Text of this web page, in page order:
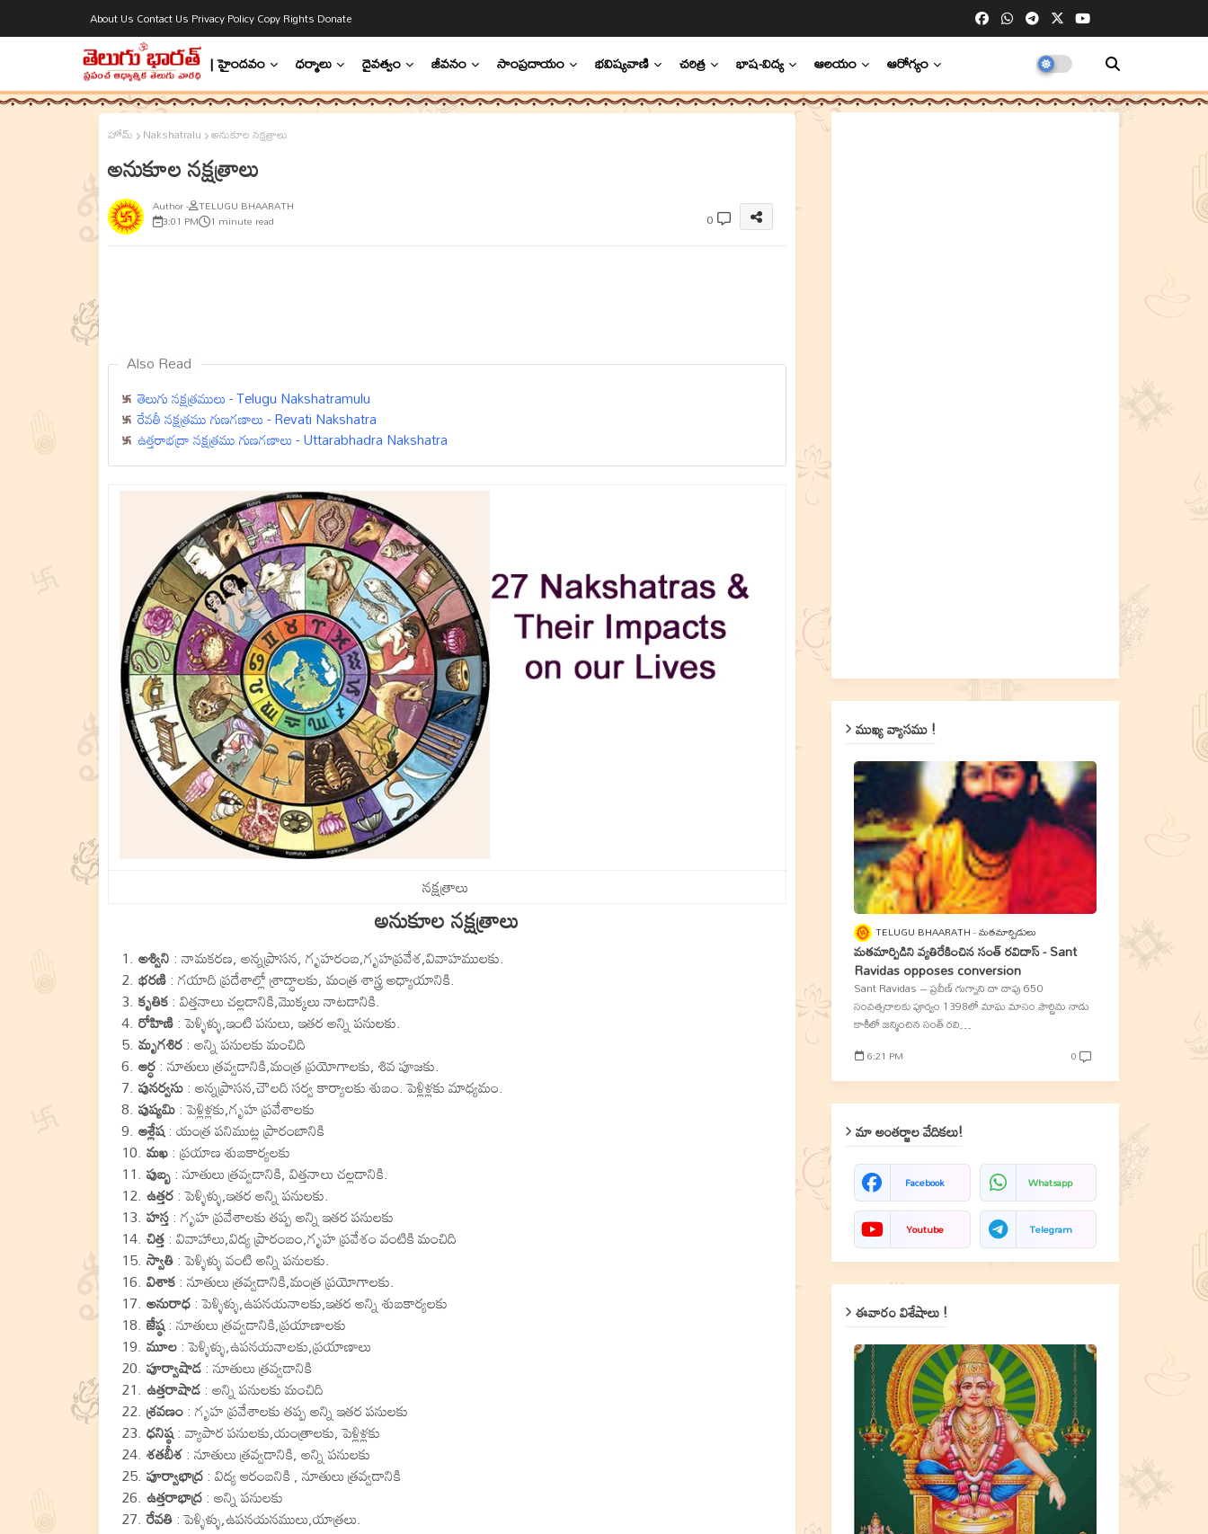
About Us Contact Us Privacy PolicyCopy Rights Donate
| హైందవం ధర్మాలు దైవత్వం జీవనం సాంప్రదాయం భవిష్యవాణి చరిత్ర భాష-విద్య ఆలయం ఆరోగ్యం
హోమ్ Nakshatralu అనుకూల నక్షత్రాలు
అనుకూల నక్షత్రాలు
TELUGU BHAARATH
3:01 PM 1 minute read 0
Also Read
తెలుగు నక్షత్రములు - Telugu Nakshatramulu
రేవతీ నక్షత్రము గుణగణాలు - Revati Nakshatra
ఉత్తరాభద్రా నక్షత్రము గుణగణాలు - Uttarabhadra Nakshatra
నక్షత్రాలు
అనుకూల నక్షత్రాలు
అశ్విని: నామకరణ, అన్నప్రాసన, గృహరంబ,గృహప్రవేశ,వివాహములకు.
భరణి: గయాది ప్రదేశాల్లో శ్రాద్ధాలకు, మంత్ర శాస్త్ర అధ్యాయానికి.
కృతిక: విత్తనాలు చల్లడానికి,మొక్కలు నాటడానికి.
రోహిణి: పెళ్ళిళ్ళు,ఇంటి పనులు, ఇతర అన్ని పనులకు.
మృగశిర: అన్ని పనులకు మంచిది
ఆర్ధ: నూతులు త్రవ్వడానికి,మంత్ర ప్రయోగాలకు, శివ పూజకు.
పునర్వసు: అన్నప్రాసన,చౌలది సర్వ కార్యాలకు శుబం. పెళ్లిళ్లకు మాధ్యమం.
పుష్యమి: పెళ్లిళ్లకు,గృహ ప్రవేశాలకు
ఆశ్లేష: యంత్ర పనిముట్ల ప్రారంబానికి
మఖ: ప్రయాణ శుబకార్యలకు
పుబ్బ: నూతులు త్రవ్వడానికి, విత్తనాలు చల్లడానికి.
ఉత్తర: పెళ్ళిళ్ళు,ఇతర అన్ని పనులకు.
హస్త: గృహ ప్రవేశాలకు తప్ప అన్ని ఇతర పనులకు
చిత్త: వివాహాలు,విద్య ప్రారంబం,గృహ ప్రవేశం వంటికి మంచిది
స్వాతి: పెళ్ళిళ్ళు వంటి అన్ని పనులకు.
విశాక: నూతులు త్రవ్వడానికి,మంత్ర ప్రయోగాలకు.
అనురాధ: పెళ్ళిళ్ళు,ఉపనయనాలకు,ఇతర అన్ని శుబకార్యలకు
జేష్ఠ: నూతులు త్రవ్వడానికి,ప్రయాణాలకు
మూల: పెళ్ళిళ్ళు,ఉపనయనాలకు,ప్రయాణాలు
పూర్వాషాడ: నూతులు త్రవ్వడానికి
ఉత్తరాషాడ: అన్ని పనులకు మంచిది
శ్రవణం: గృహ ప్రవేశాలకు తప్ప అన్ని ఇతర పనులకు
ధనిష్ఠ: వ్యాపార పనులకు,యంత్రాలకు, పెళ్లిళ్లకు
శతబీశ: నూతులు త్రవ్వడానికి, అన్ని పనులకు
పూర్వాభాద్ర: విద్య ఆరంబనికి , నూతులు త్రవ్వడానికి
ఉత్తరాభాద్ర: అన్ని పనులకు
రేవతి: పెళ్ళిళ్ళు,ఉపనయనములు,యాత్రలు.
ముఖ్య వ్యాసము !
TELUGU BHAARATH మతమార్పిడులు
మతమార్పిడిని వ్యతిరేకించిన సంత్‌ రవిదాస్‌ - Sant
Ravidas opposes conversion
Sant Ravidas – ప్రవీణ్‌ గుగ్నాని దా దాపు 650
సంవత్సరాలకు పూర్వం 1398లో మాఘ మాసం పౌర్ణిమ నాడు
కాశీలో జన్మించిన సంత్‌ రవి…
6:21 PM 0
మా అంతర్జాల వేదికలు!
Facebook Whatsapp
Youtube Telegram
ఈవారం విశేషాలు !